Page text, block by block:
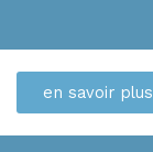
en savoir plus